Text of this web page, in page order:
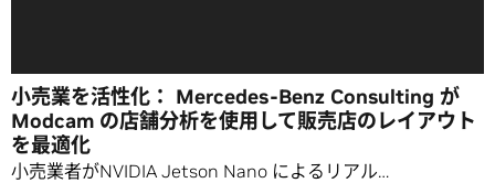
小売業を活性化： Mercedes-Benz Consulting が
Modcam の店舗分析を使用して販売店のレイアウト
を最適化
小売業者がNVIDIA Jetson Nano によるリアル…